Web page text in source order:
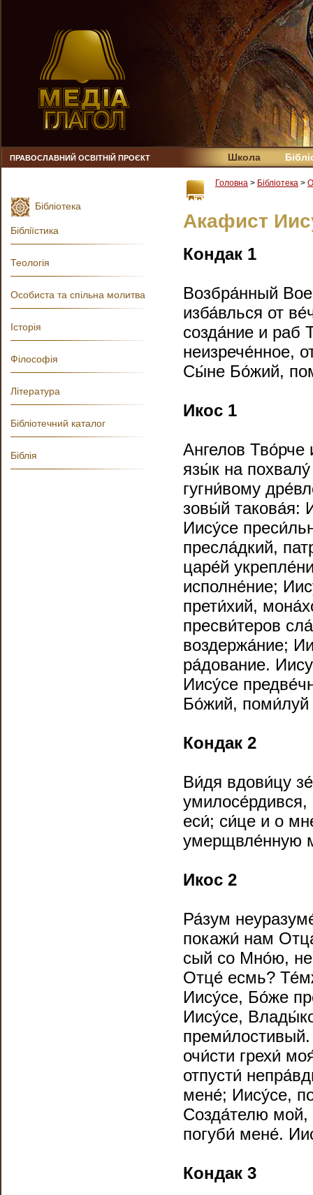
ПРАВОСЛАВНИЙ ОСВІТНІЙ ПРОЄКТ Школа
Головна > Бібліотека >
Акафист
Кондак 1
Возбра́нный
изба́влься от
созда́ние и раб
неизрече́нное,
Сы́не Бо́жий,
Икос 1
Ангелов
язы́к на
гугни́вому
зовы́й такова́я:
Иису́се
пресла́дкий,
царе́й
исполне́ние;
прети́хий,
пресви́теров
воздержа́ние;
ра́дование.
Иису́се
Бо́жий,
Кондак 2
Ви́дя вдови́цу
умилосе́рдився,
еси́; си́це и о
умерщвле́нную
Икос 2
Ра́зум
покажи́ нам
сый со Мно́ю,
Отце́ есмь?
Иису́се, Бо́же
Иису́се,
очи́сти грехи́
отпусти́
мене́; Иису́се,
Созда́телю
погуби́ мене́.
Кондак 3
Бібліотека
Бібліїстика
Теологія
Особиста та спільна молитва
Історія
Філософія
Література
Бібліотечний каталог
Біблія